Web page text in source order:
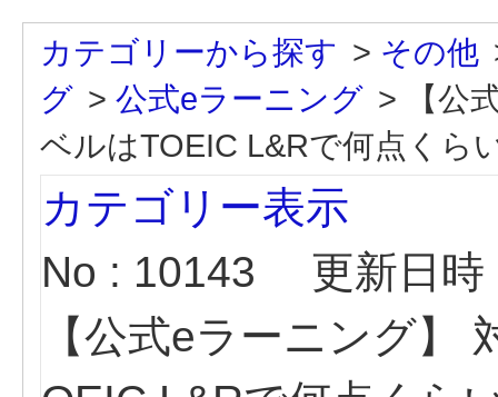
カテゴリーから探す > その他
グ > 公式eラーニング >
【公
ベルはTOEIC L&Rで何点くら
カテゴリー表示
No : 10143
更新日
【公式eラーニング】